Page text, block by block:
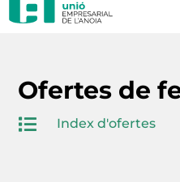
Ofertes de
 Index d'ofertes